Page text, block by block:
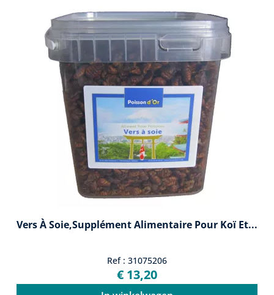
Vers À Soie,supplément Alimentaire Pour Koï Et...
Ref : 31075206
€ 13,20